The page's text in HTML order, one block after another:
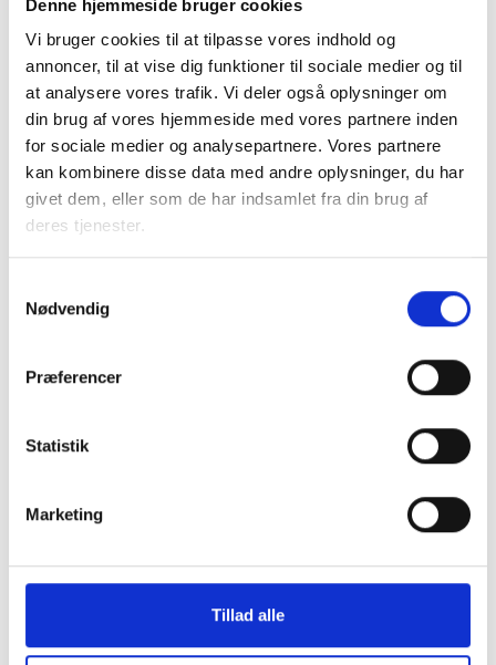
Denne hjemmeside bruger cookies
Vi bruger cookies til at tilpasse vores indhold og
annoncer, til at vise dig funktioner til sociale medier og til
at analysere vores trafik. Vi deler også oplysninger om
din brug af vores hjemmeside med vores partnere inden
for sociale medier og analysepartnere. Vores partnere
kan kombinere disse data med andre oplysninger, du har
givet dem, eller som de har indsamlet fra din brug af
deres tjenester.
Nødvendig
Præferencer
Statistik
Marketing
Tillad alle
ny direktør eller forretningsfører. Vi tilbyder
assistance og rådgivning i hele
rekrutteringsprocessen og er altid til rådighed med
information om muligheder, tilpassede forløb og
pristilbud.
Læs mere
Rådgivning om direktørkontrakter
genforhandle en direktørkontrakt, tilbyder BL
kvalificeret og uafhængig rådgivning, der bidrager
forhandlingen.